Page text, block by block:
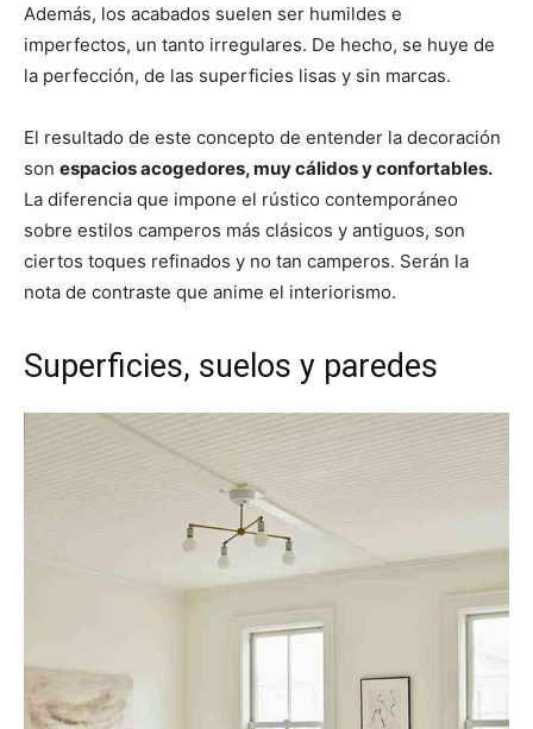
Además, los acabados suelen ser humildes e
imperfectos, un tanto irregulares. De hecho, se huye de
la perfección, de las superficies lisas y sin marcas.
El resultado de este concepto de entender la decoración
son espacios acogedores, muy cálidos y confortables.
La diferencia que impone el rústico contemporáneo
sobre estilos camperos más clásicos y antiguos, son
ciertos toques refinados y no tan camperos. Serán la
nota de contraste que anime el interiorismo.
Superficies, suelos y paredes